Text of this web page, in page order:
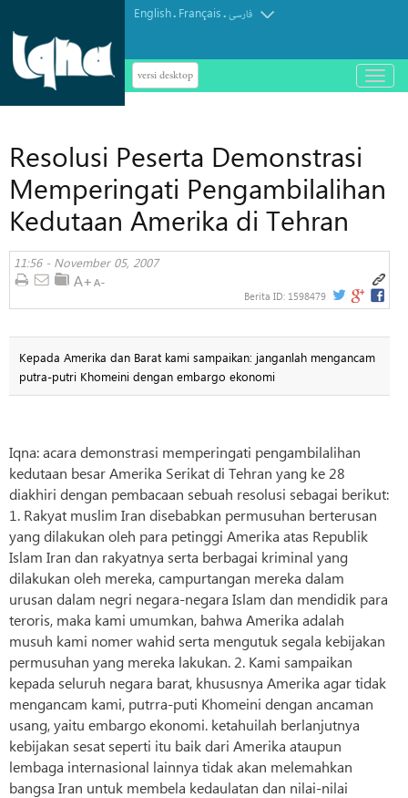
English. Français.فارسی
versi desktop
باز
و
Resolusi Peserta Demonstrasi
Memperingati Pengambilalihan
Kedutaan Amerika di Tehran
11:56 - November 05, 2007
Berita ID: 1598479
Kepada Amerika dan Barat kami sampaikan: janganlah mengancam
putra-putri Khomeini dengan embargo ekonomi
Iqna: acara demonstrasi memperingati pengambilalihan
kedutaan besar Amerika Serikat di Tehran yang ke 28
diakhiri dengan pembacaan sebuah resolusi sebagai berikut:
1. Rakyat muslim Iran disebabkan permusuhan berterusan
yang dilakukan oleh para petinggi Amerika atas Republik
Islam Iran dan rakyatnya serta berbagai kriminal yang
dilakukan oleh mereka, campurtangan mereka dalam
urusan dalam negri negara-negara Islam dan mendidik para
teroris, maka kami umumkan, bahwa Amerika adalah
musuh kami nomer wahid serta mengutuk segala kebijakan
permusuhan yang mereka lakukan. 2. Kami sampaikan
kepada seluruh negara barat, khususnya Amerika agar tidak
mengancam kami, putrra-puti Khomeini dengan ancaman
usang, yaitu embargo ekonomi. ketahuilah berlanjutnya
kebijakan sesat seperti itu baik dari Amerika ataupun
lembaga internasional lainnya tidak akan melemahkan
bangsa Iran untuk membela kedaulatan dan nilai-nilai